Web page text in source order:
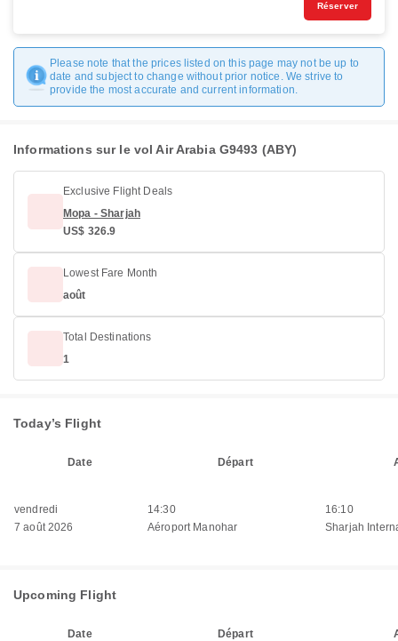
Réserver
Please note that the prices listed on this page may not be up to
date and subject to change without prior notice. We strive to
provide the most accurate and current information.
Informations sur le vol Air Arabia G9493 (ABY)
Exclusive Flight Deals
Mopa - Sharjah
US$ 326.9
Lowest Fare Month
août
Total Destinations
1
Today’s Flight
Date Départ
vendredi
7 août 2026
14:30
Aéroport Manohar
16:10
Sharjah
Upcoming Flight
Date Départ